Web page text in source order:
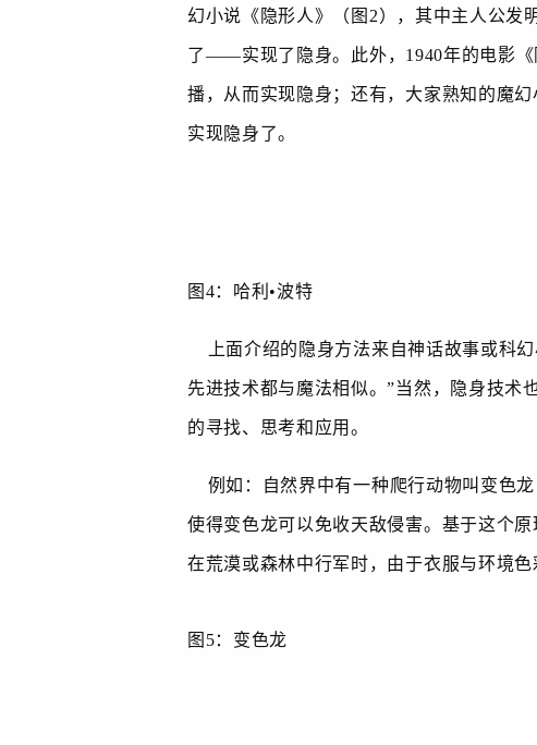
幻小说《隐形人》（图 2），其中主人公发
了——实现了隐身。此外， 1940年的电影
播，从而实现隐身；还有，大家熟知的魔幻
实现隐身了。
图 4：哈利 •波特
上面介绍的隐身方法来自神话故事或科
先进技术都与魔法相似。”当然，隐身技术
的寻找、思考和应用。
例如：自然界中有一种爬行动物叫变色龙
使得变色龙可以免收天敌侵害。基于这个
在荒漠或森林中行军时，由于衣服与环境
图 5：变色龙